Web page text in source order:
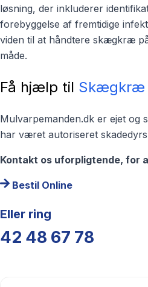
løsning, der inkluderer
forebyggelse af fremtidige
viden til at håndtere skægkræ
måde.
Få hjælp til Skægkræ
Mulvarpemanden.dk er ejet og
har været autoriseret
Kontakt os uforpligtende, for
Bestil Online
Eller ring
42 48 67 78